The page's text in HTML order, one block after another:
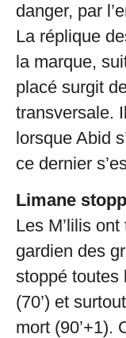
danger, par
La réplique
la marque,
placé surgit
transversale.
lorsque Abid
ce dernier
Limane
Les M’lilis
gardien des
stoppé toutes
(70’) et
mort (90’+1).